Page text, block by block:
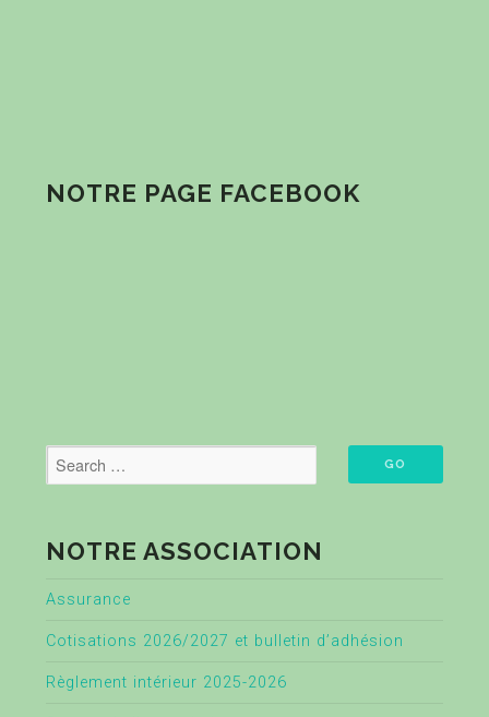
NOTRE PAGE FACEBOOK
NOTRE ASSOCIATION
Assurance
Cotisations 2026/2027 et bulletin d’adhésion
Règlement intérieur 2025-2026